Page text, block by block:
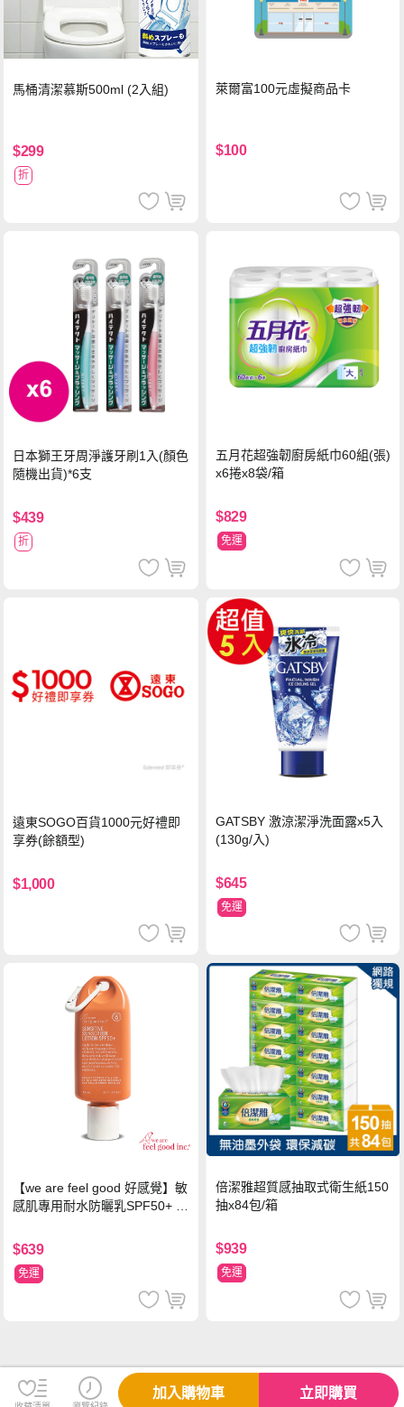
馬桶清潔慕斯500ml (2入組)
$299
折
萊爾富100元虛擬商品卡
$100
日本獅王牙周淨護牙刷1入(顏色
隨機出貨)*6支
$439
折
五月花超強韌廚房紙巾60組(張)
x6捲x8袋/箱
$829
免運
遠東SOGO百貨1000元好禮即
享券(餘額型)
$1,000
GATSBY 激涼潔淨洗面露x5入
(130g/入)
$645
免運
【we are feel good 好感覺】敏
感肌專用耐水防曬乳SPF50+ 7
$639
免運
倍潔雅超質感抽取式衛生紙150
抽x84包/箱
$939
免運
加入購物車 立即購買